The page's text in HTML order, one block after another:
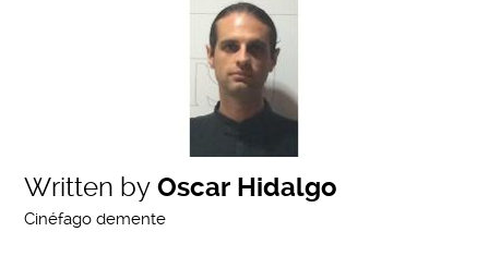
Written by Oscar Hidalgo
Cinéfago demente